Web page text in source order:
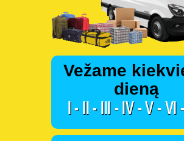
Vežame
dieną